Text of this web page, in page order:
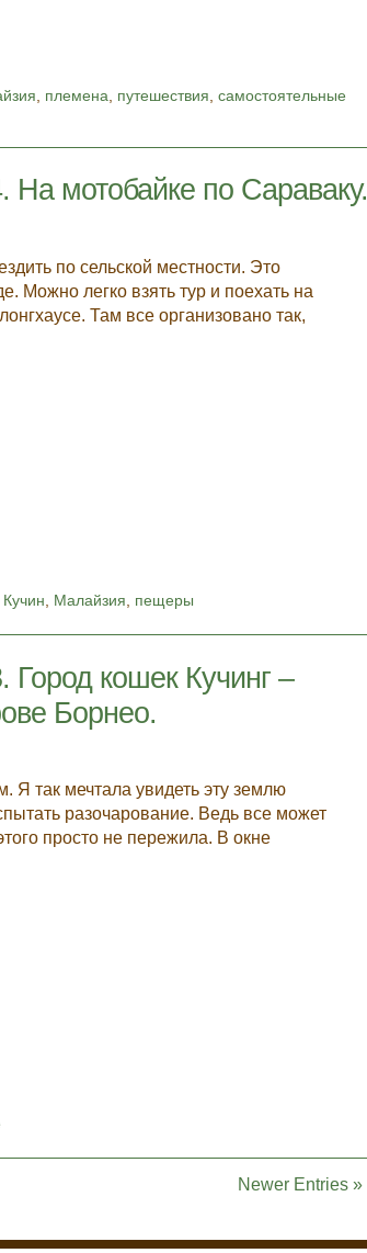
племена путешествия ,самостоятельные
На мотобайке по Сараваку.
по сельской местности. Это
Можно легко взять тур и поехать на
Там все организовано так,
Кучин, Малайзия, пещеры
Город кошек Кучинг –
Борнео.
Я так мечтала увидеть эту землю
разочарование. Ведь все может
просто не пережила. В окне
Newer Entries »